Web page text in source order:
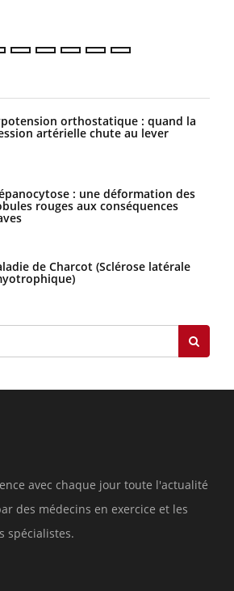
orthostatique : quand la
artérielle chute au lever
: une déformation des
rouges aux conséquences
de Charcot (Sclérose latérale
avec chaque jour toute l'actualité
des médecins en exercice et les
spécialistes.